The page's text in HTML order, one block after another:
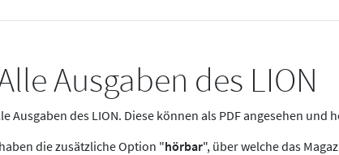
Ausgaben des LION
Ausgaben des LION. Diese können als PDF angesehen und
die zusätzliche Option "hörbar", über welche das